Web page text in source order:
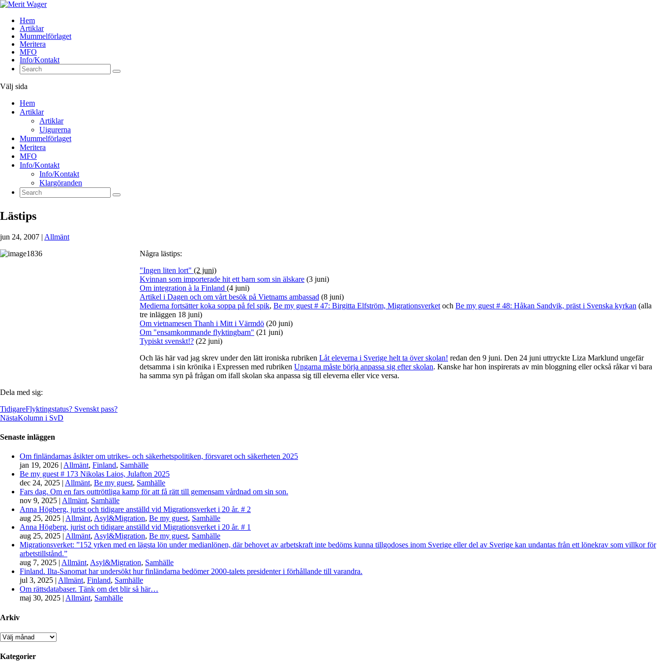
Hem
Artiklar
Mummelförlaget
Meritera
MFO
Info/Kontakt
Välj sida
Hem
Artiklar
Artiklar
Uigurerna
Mummelförlaget
Meritera
MFO
Info/Kontakt
Info/Kontakt
Klargöranden
Lästips
jun 24, 2007 | Allmänt
Några lästips:
"Ingen liten lort" (2 juni)
Kvinnan som importerade hit ett barn som sin älskare (3 juni)
Om integration à la Finland (4 juni)
Artikel i Dagen och om vårt besök på Vietnams ambassad (8 juni)
Medierna fortsätter koka soppa på fel spik, Be my guest # 47: Birgitta Elfström, Migrationsverket och Be my guest # 48: Håkan Sandvik, präst i Svenska kyrkan (alla
tre inläggen 18 juni)
Om vietnamesen Thanh i Mitt i Värmdö (20 juni)
Om "ensamkommande flyktingbarn" (21 juni)
Typiskt svenskt!? (22 juni)
Och läs här vad jag skrev under den lätt ironiska rubriken Låt eleverna i Sverige helt ta över skolan! redan den 9 juni. Den 24 juni uttryckte Liza Marklund ungefär
detsamma i sin krönika i Expressen med rubriken Ungarna måste börja anpassa sig efter skolan. Kanske har hon inspirerats av min bloggning eller också råkar vi bara
ha samma syn på frågan om ifall skolan ska anpassa sig till eleverna eller vice versa.
Dela med sig:
TidigareFlyktingstatus? Svenskt pass?
NästaKolumn i SvD
Senaste inläggen
Om finländarnas åsikter om utrikes- och säkerhetspolitiken, försvaret och säkerheten 2025
jan 19, 2026 | Allmänt, Finland, Samhälle
Be my guest # 173 Nikolas Laios, Julafton 2025
dec 24, 2025 | Allmänt, Be my guest, Samhälle
Fars dag. Om en fars outtröttliga kamp för att få rätt till gemensam vårdnad om sin son.
nov 9, 2025 | Allmänt, Samhälle
Anna Högberg, jurist och tidigare anställd vid Migrationsverket i 20 år. # 2
aug 25, 2025 | Allmänt, Asyl&Migration, Be my guest, Samhälle
Anna Högberg, jurist och tidigare anställd vid Migrationsverket i 20 år. # 1
aug 25, 2025 | Allmänt, Asyl&Migration, Be my guest, Samhälle
Migrationsverket: ”152 yrken med en lägsta lön under medianlönen, där behovet av arbetskraft inte bedöms kunna tillgodoses inom Sverige eller del av Sverige kan undantas från ett lönekrav som villkor för
arbetstillstånd.”
aug 7, 2025 | Allmänt, Asyl&Migration, Samhälle
Finland. Ilta-Sanomat har undersökt hur finländarna bedömer 2000-talets presidenter i förhållande till varandra.
jul 3, 2025 | Allmänt, Finland, Samhälle
Om rättsdatabaser. Tänk om det blir så här…
maj 30, 2025 | Allmänt, Samhälle
Arkiv
Arkiv
Kategorier